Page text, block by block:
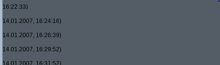
16:22:33)
14.01.2007, 16:24:16)
14.01.2007, 16:26:39)
14.01.2007, 16:29:52)
14.01.2007, 16:31:52)